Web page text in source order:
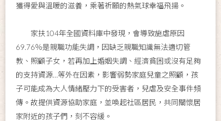
獲得愛與溫暖的滋養，乘著祈願的熱氣球幸福飛揚。
家扶104年全國資料庫中發現，會導致施虐原因
69.76％是親職功能失調，因缺乏親職知識無法適切管
教、照顧子女，若再加上婚姻失調、經濟貧困或沒有足夠
的支持資源…等外在因素，影響弱勢家庭兒童之照顧，孩
子可能成為大人情緒壓力下的受害者，兒虐及安全事件頻
傳。故提供資源協助家庭，並喚起社區居民，共同關懷居
家附近的孩子們，刻不容緩。